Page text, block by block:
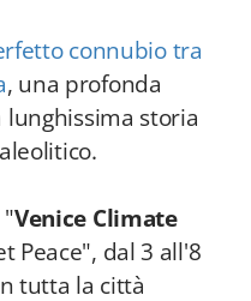
connubio tra
, una profonda
storia
Venice Climate
Peace", dal 3 all'8
tutta la città